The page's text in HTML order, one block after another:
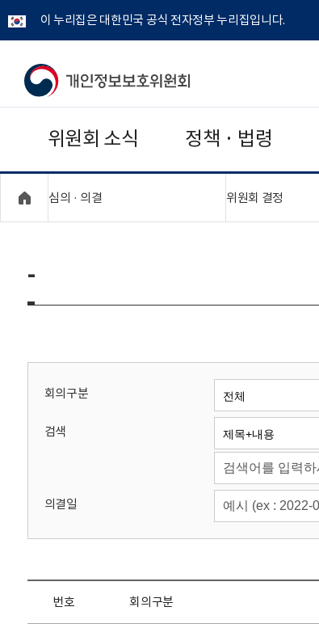
이 누리집은 대한민국 공식 전자정부 누리집입니다.
개
보
보
위
회
위원회 소식 정책 · 법령
심의 · 의결 위원회 결정
-
회의구분
검색
의결일
번호 회의구분